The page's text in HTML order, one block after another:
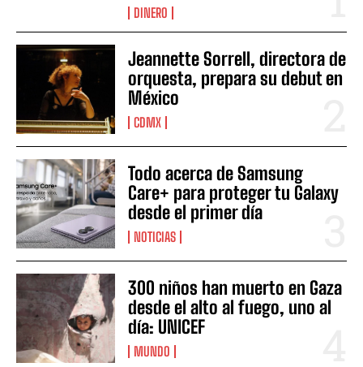
DINERO
Jeannette Sorrell, directora de
orquesta, prepara su debut en
México
CDMX
Todo acerca de Samsung
Care+ para proteger tu Galaxy
desde el primer día
NOTICIAS
300 niños han muerto en Gaza
desde el alto al fuego, uno al
día: UNICEF
MUNDO